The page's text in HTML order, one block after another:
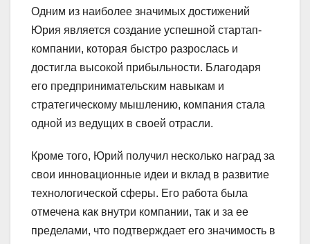
Одним из наиболее значимых достижений
Юрия является создание успешной стартап-
компании, которая быстро разрослась и
достигла высокой прибыльности. Благодаря
его предпринимательским навыкам и
стратегическому мышлению, компания стала
одной из ведущих в своей отрасли.
Кроме того, Юрий получил несколько наград за
свои инновационные идеи и вклад в развитие
технологической сферы. Его работа была
отмечена как внутри компании, так и за ее
пределами, что подтверждает его значимость в